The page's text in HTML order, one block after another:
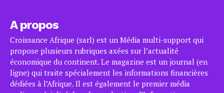
A propos
Croissance Afrique (sarl) est un Média multi-support qui
propose plusieurs rubriques axées sur l’actualité
économique du continent. Le magazine est un journal (en
ligne) qui traite spécialement les informations financières
dédiées à l’Afrique. Il est également le premier média